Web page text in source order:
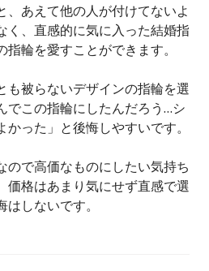
、あえて他の人が付けてないよ
く、直感的に気に入った結婚指
輪を愛すことができます。
も被らないデザインの指輪を選
でこの指輪にしたんだろう…シ
った」と後悔しやすいです。
ので高価なものにしたい気持ち
価格はあまり気にせず直感で選
しないです。